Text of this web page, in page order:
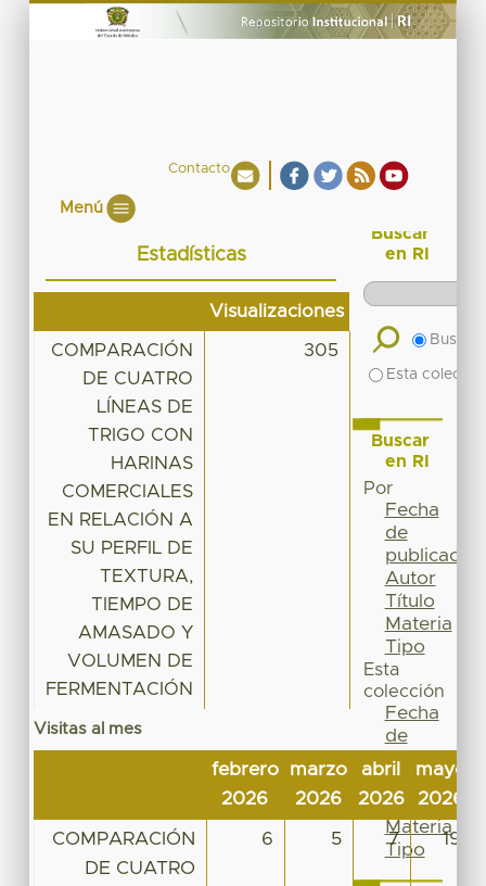
Contacto
Menú
Estadísticas
Visualizaciones
COMPARACIÓN
DE CUATRO
LÍNEAS DE
TRIGO CON
HARINAS
COMERCIALES
EN RELACIÓN A
SU PERFIL DE
TEXTURA,
TIEMPO DE
AMASADO Y
VOLUMEN DE
FERMENTACIÓN
305
Visitas al mes
febrero
2026
marzo
2026
abril
2026
mayo
2026
COMPARACIÓN
DE CUATRO
6 5 7 19
Buscar
en RI
Buscar
Esta
Buscar
en RI
Por
Fecha
de
publicación
Autor
Título
Materia
Tipo
Esta
colección
Fecha
de
publicación
Autor
Título
Materia
Tipo